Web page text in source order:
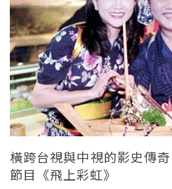
橫跨台視與中視的影史傳
節目《飛上彩虹》